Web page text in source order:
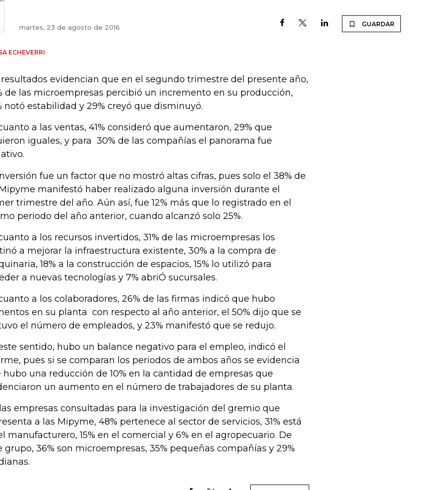
martes, 23 de agosto de 2016 GUARDAR
ECHEVERRI
resultados evidencian que en el segundo trimestre del presente año,
de las microempresas percibió un incremento en su producción,
notó estabilidad y 29% creyó que disminuyó.
a las ventas, 41% consideró que aumentaron, 29% que
iguales, y para 30% de las compañías el panorama fue
fue un factor que no mostró altas cifras, pues solo el 38% de
manifestó haber realizado alguna inversión durante el
trimestre del año. Aún así, fue 12% más que lo registrado en el
periodo del año anterior, cuando alcanzó solo 25%.
a los recursos invertidos, 31% de las microempresas los
a mejorar la infraestructura existente, 30% a la compra de
18% a la construcción de espacios, 15% lo utilizó para
a nuevas tecnologías y 7% abriÓ sucursales.
a los colaboradores, 26% de las firmas indicó que hubo
en su planta con respecto al año anterior, el 50% dijo que se
el número de empleados, y 23% manifestó que se redujo.
sentido, hubo un balance negativo para el empleo, indicó el
pues si se comparan los periodos de ambos años se evidencia
hubo una reducción de 10% en la cantidad de empresas que
un aumento en el número de trabajadores de su planta.
empresas consultadas para la investigación del gremio que
a las Mipyme, 48% pertenece al sector de servicios, 31% está
manufacturero, 15% en el comercial y 6% en el agropecuario. De
grupo, 36% son microempresas, 35% pequeñas compañías y 29%